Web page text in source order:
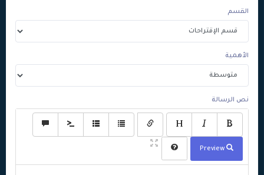
القسم
الأهمية
نص الرسالة
Preview